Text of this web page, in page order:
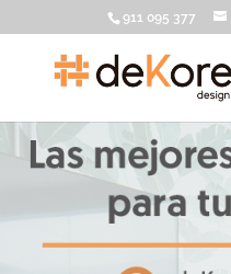
911 095 377